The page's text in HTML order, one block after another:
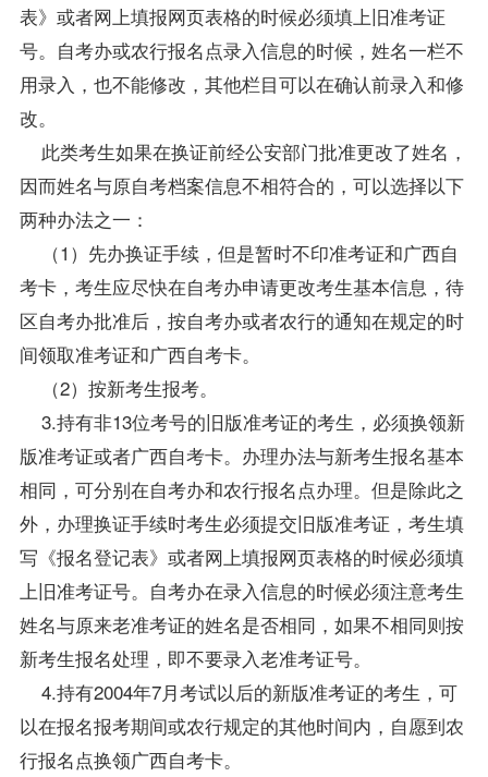
表》或者网上填报网页表格的时候必须填上旧准考证
号。自考办或农行报名点录入信息的时候，姓名一栏不
用录入，也不能修改，其他栏目可以在确认前录入和修
改。
此类考生如果在换证前经公安部门批准更改了姓名，
因而姓名与原自考档案信息不相符合的，可以选择以下
两种办法之一：
（1）先办换证手续，但是暂时不印准考证和广西自
考卡，考生应尽快在自考办申请更改考生基本信息，待
区自考办批准后，按自考办或者农行的通知在规定的时
间领取准考证和广西自考卡。
（2）按新考生报考。
3.持有非13位考号的旧版准考证的考生，必须换领新
版准考证或者广西自考卡。办理办法与新考生报名基本
相同，可分别在自考办和农行报名点办理。但是除此之
外，办理换证手续时考生必须提交旧版准考证，考生填
写《报名登记表》或者网上填报网页表格的时候必须填
上旧准考证号。自考办在录入信息的时候必须注意考生
姓名与原来老准考证的姓名是否相同，如果不相同则按
新考生报名处理，即不要录入老准考证号。
4.持有2004年7月考试以后的新版准考证的考生，可
以在报名报考期间或农行规定的其他时间内，自愿到农
行报名点换领广西自考卡。